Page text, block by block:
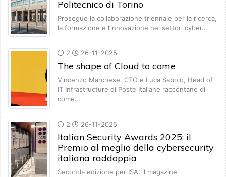
Politecnico di Torino
Prosegue la collaborazione triennale per la ricerca,
la formazione e l’innovazione nei settori cyber…
2 26-11-2025
The shape of Cloud to come
Vincenzo Marchese, CTO e Luca Sabolo, Head of
IT Infrastructure di Poste Italiane raccontano di
come…
2 26-11-2025
Italian Security Awards 2025: il
Premio al meglio della cybersecurity
italiana raddoppia
Seconda edizione per ISA: il magazine